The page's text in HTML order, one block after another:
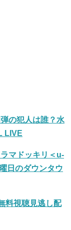
の犯人は誰？水
LIVE
マドッキリ＜u-
日のダウンタウ
料視聴見逃し配